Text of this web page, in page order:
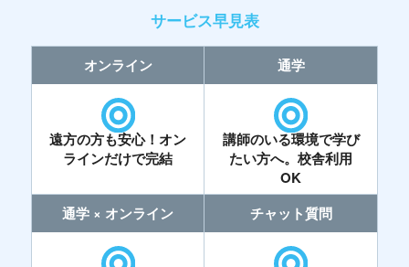
サービス早見表
オンライン
遠方の方も安心！オン
ラインだけで完結
通学
講師のいる環境で学び
たい方へ。校舎利用
OK
通学 × オンライン
チャット質問